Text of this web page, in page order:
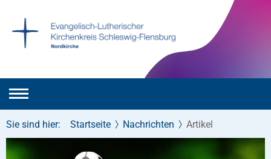
Sie sind hier: Startseite Nachrichten Artikel